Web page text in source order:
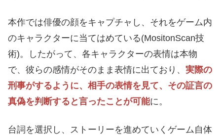
本作では俳優の顔をキャプチャし、それをゲーム内
のキャラクターに当てはめている(MositonScan技
術)。したがって、各キャラクターの表情は本物
で、彼らの感情がそのまま表情に出ており、 実際の
刑事がするように、相手の表情を見て、その証言の
真偽を判断すると言ったことが可能に。
台詞を選択し、ストーリーを進めていくゲーム自体